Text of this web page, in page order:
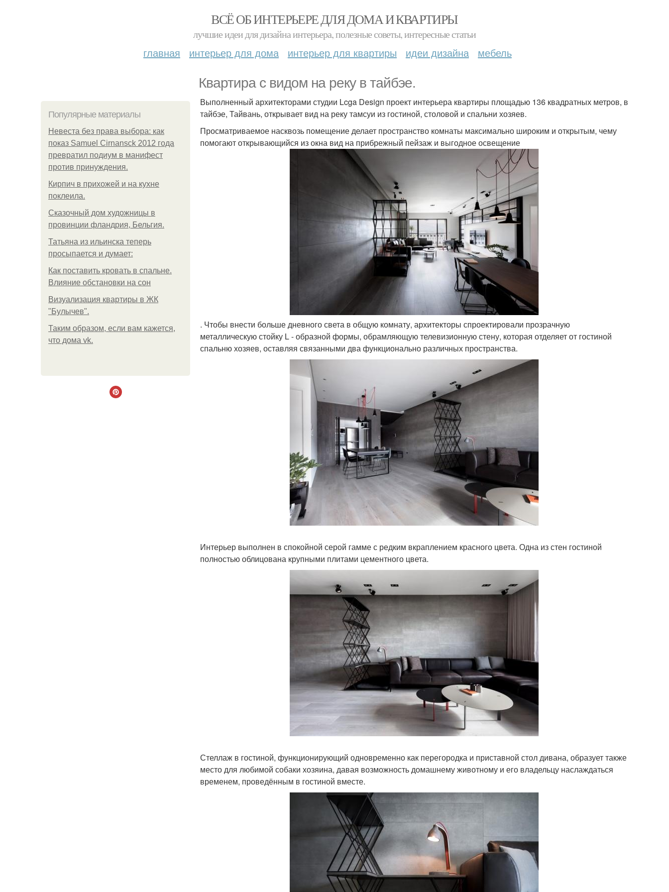
ВСЁ ОБ ИНТЕРЬЕРЕ ДЛЯ ДОМА И КВАРТИРЫ
лучшие идеи для дизайна интерьера, полезные советы, интересные статьи
главная интерьер для дома интерьер для квартиры идеи дизайна мебель
Квартира с видом на реку в тайбэе.
Популярные материалы
Невеста без права выбора: как
показ Samuel Cirnansck 2012 года
превратил подиум в манифест
против принуждения.
Кирпич в прихожей и на кухне
поклеила.
Сказочный дом художницы в
провинции фландрия, Бельгия.
Татьяна из ильинска теперь
просыпается и думает:
Как поставить кровать в спальне.
Влияние обстановки на сон
Визуализация квартиры в ЖК
"Булычев".
Таким образом, если вам кажется,
что дома vk.
Выполненный архитекторами студии Lcga Design проект интерьера квартиры площадью 136 квадратных метров, в
тайбэе, Тайвань, открывает вид на реку тамсуи из гостиной, столовой и спальни хозяев.
Просматриваемое насквозь помещение делает пространство комнаты максимально широким и открытым, чему
помогают открывающийся из окна вид на прибрежный пейзаж и выгодное освещение
. Чтобы внести больше дневного света в общую комнату, архитекторы спроектировали прозрачную
металлическую стойку L - образной формы, обрамляющую телевизионную стену, которая отделяет от гостиной
спальню хозяев, оставляя связанными два функционально различных пространства.
Интерьер выполнен в спокойной серой гамме с редким вкраплением красного цвета. Одна из стен гостиной
полностью облицована крупными плитами цементного цвета.
Стеллаж в гостиной, функционирующий одновременно как перегородка и приставной стол дивана, образует также
место для любимой собаки хозяина, давая возможность домашнему животному и его владельцу наслаждаться
временем, проведённым в гостиной вместе.